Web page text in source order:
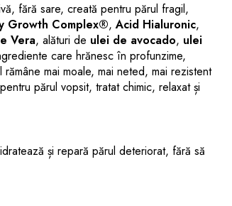
fără sare, creată pentru părul fragil,
Growth Complex®,Acid Hialuronic,
Vera, alături de ulei de avocado, ulei
care hrănesc în profunzime,
mai moale, mai neted, mai rezistent
părul vopsit, tratat chimic, relaxat și
și repară părul deteriorat, fără să